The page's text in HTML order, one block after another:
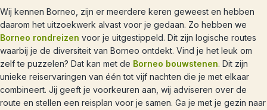
Wij kennen Borneo, zijn er meerdere keren geweest en hebben
daarom het uitzoekwerk alvast voor je gedaan. Zo hebben we
Borneo rondreizen voor je uitgestippeld. Dit zijn logische routes
waarbij je de diversiteit van Borneo ontdekt. Vind je het leuk om
zelf te puzzelen? Dat kan met de Borneo bouwstenen. Dit zijn
unieke reiservaringen van één tot vijf nachten die je met elkaar
combineert. Jij geeft je voorkeuren aan, wij adviseren over de
route en stellen een reisplan voor je samen. Ga je met je gezin naar